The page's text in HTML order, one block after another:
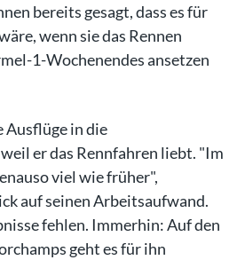
bereits gesagt, dass es für
wenn sie das Rennen
1-Wochenendes ansetzen
Ausflüge in die
er das Rennfahren liebt. "Im
viel wie früher",
auf seinen Arbeitsaufwand.
fehlen. Immerhin: Auf den
geht es für ihn